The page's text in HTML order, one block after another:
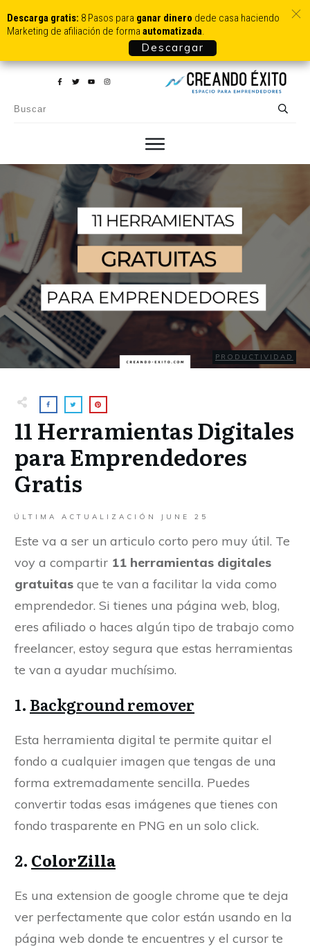
PRODUCTIVIDAD
11 Herramientas Digitales
para Emprendedores
Gratis
ÚLTIMA ACTUALIZACIÓN JUNE 25
Este va a ser un articulo corto pero muy útil. Te
voy a compartir 11 herramientas digitales
gratuitas que te van a facilitar la vida como
emprendedor. Si tienes una página web, blog,
eres afiliado o haces algún tipo de trabajo como
freelancer, estoy segura que estas herramientas
te van a ayudar muchísimo.
1. Background remover
Esta herramienta digital te permite quitar el
fondo a cualquier imagen que tengas de una
forma extremadamente sencilla. Puedes
convertir todas esas imágenes que tienes con
fondo trasparente en PNG en un solo click.
2. ColorZilla
Es una extension de google chrome que te deja
ver perfectamente que color están usando en la
página web donde te encuentres y el cursor te
Descarga gratis: 8 Pasos para ganar dinero dede casa haciendo
Marketing de afiliación de forma automatizada.
Descargar